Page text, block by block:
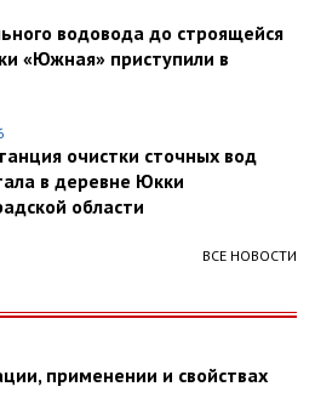
водовода до строящейся
«Южная» приступили в
очистки сточных вод
в деревне Юкки
области
ВСЕ НОВОСТИ
применении и свойствах